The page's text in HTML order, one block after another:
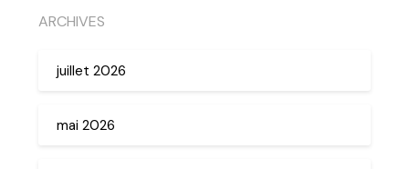
ARCHIVES
juillet 2026
mai 2026